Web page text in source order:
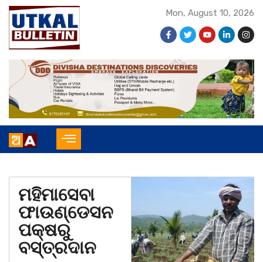
Mon, August 10, 2026
ମହିମାସେବା
ଫାଉଣ୍ଡେସନ
ପକ୍ଷରୁ
ବସ୍ତ୍ରଦାନ